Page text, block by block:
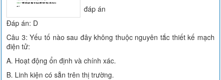
đáp án
Đáp án: D
Câu 3: Yếu tố nào sau đây không thuộc nguyên tắc thiết kế mạch
điện tử:
A. Hoạt động ổn định và chính xác.
B. Linh kiện có sẵn trên thị trường.